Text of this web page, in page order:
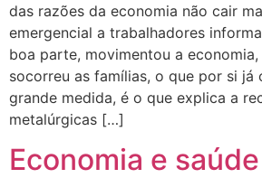
das razões da economia não cair
emergencial a trabalhadores
boa parte, movimentou a
socorreu as famílias, o que por si já
grande medida, é o que explica a
metalúrgicas […]
Economia e saúde